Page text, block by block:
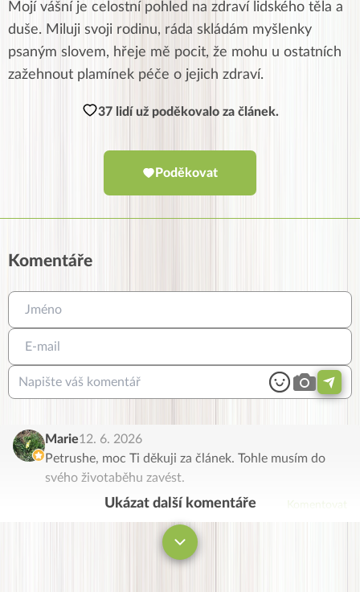
Mojí vášní je celostní pohled na zdraví lidského těla a
duše. Miluji svoji rodinu, ráda skládám myšlenky
psaným slovem, hřeje mě pocit, že mohu u ostatních
zažehnout plamínek péče o jejich zdraví.
37 lidí už poděkovalo za článek.
Poděkovat
Komentáře
Marie12. 6. 2026
Petrushe, moc Ti děkuji za článek. Tohle musím do
svého životaběhu zavést.
Komentovat
Ukázat další komentáře